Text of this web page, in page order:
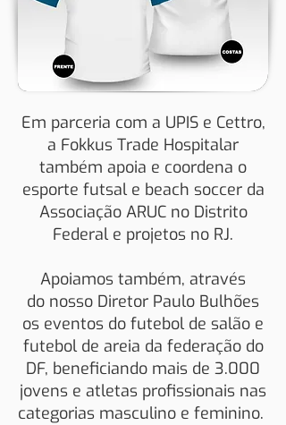
Em parceria com a UPIS e Cettro,
a Fokkus Trade Hospitalar
também apoia e coordena o
esporte futsal e beach soccer da
Associação ARUC no Distrito
Federal e projetos no RJ.
Apoiamos também, através
do nosso Diretor Paulo Bulhões
os eventos do futebol de salão e
futebol de areia da federação do
DF, beneficiando mais de 3.000
jovens e atletas profissionais nas
categorias masculino e feminino.